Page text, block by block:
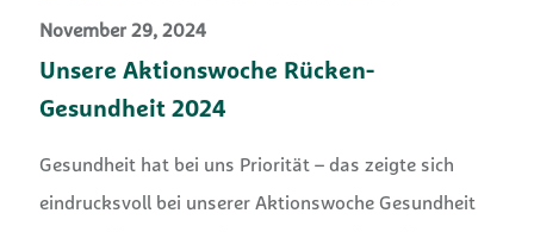
November 29, 2024
Unsere Aktionswoche Rücken-
Gesundheit 2024
Gesundheit hat bei uns Priorität – das zeigte sich
eindrucksvoll bei unserer Aktionswoche Gesundheit